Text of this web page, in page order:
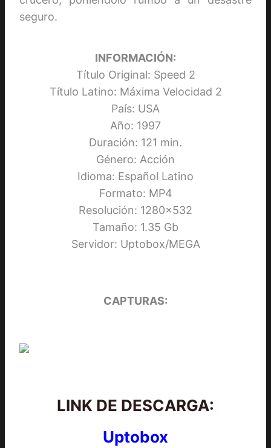
seguro.
INFORMACIÓN:
Título Original: Speed 2
Título Latino: Máxima Velocidad 2
País: USA
Año: 1997
Duración: 121 min.
Género: Acción
Idioma: Español Latino
Formato: MP4
Resolución: 1280×532
Tamaño: 1.35 Gb
Servidor: Uptobox/MEGA
CAPTURAS:
LINK DE DESCARGA:
Uptobox